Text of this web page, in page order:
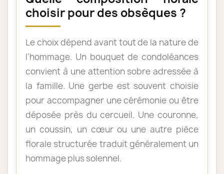
choisir pour des obsèques ?
Le choix dépend avant tout de la nature de
l’hommage. Un bouquet de condoléances
convient à une attention sobre adressée à
la famille. Une gerbe est souvent choisie
pour accompagner une cérémonie ou être
déposée près du cercueil. Une couronne,
un coussin, un cœur ou une autre pièce
florale structurée traduit généralement un
hommage plus solennel.